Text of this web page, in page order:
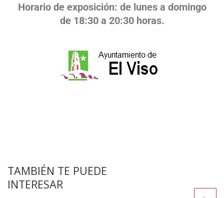
Horario de exposición: de lunes a domingo
de 18:30 a 20:30 horas.
TAMBIÉN TE PUEDE
INTERESAR